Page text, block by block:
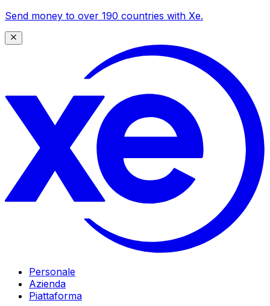
Send money to over 190 countries with Xe.
Personale
Azienda
Piattaforma